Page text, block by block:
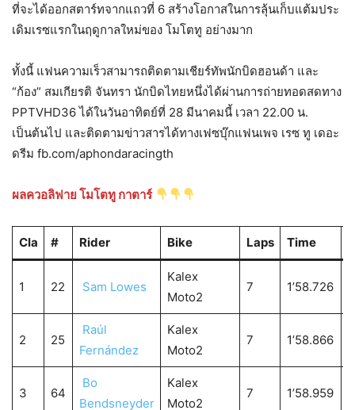
ที่จะได้ออกสตาร์ทจากแถวที่ 6 สร้างโอกาสในการลุ้นเก็บแต้มประ
เดิมเรซแรกในฤดูกาลใหม่ของ โมโตทู อย่างมาก
ทั้งนี้ แฟนความเร็วสามารถติดตามเชียร์ทัพนักบิดฮอนด้า และ
“ก้อง” สมเกียรติ จันทรา นักบิดไทยหนึ่งได้ผ่านการถ่ายทอดสดทาง
PPTVHD36 ได้ในวันอาทิตย์ที่ 28 มีนาคมนี้ เวลา 22.00 น.
เป็นต้นไป และติดตามข่าวสารได้ทางเฟซบุ๊กแฟนเพจ เรซ ทู เดอะ
ดรีม fb.com/aphondaracingth
ผลควอลิฟาย โมโตทู กาตาร์
Cla # Rider Bike Laps Time
1 22 Sam Lowes
Kalex
Moto2
7 1’58.726
2 25
Raúl
Fernández
Kalex
Moto2
7 1’58.866
3 64
Bo
Bendsneyder
Kalex
Moto2
7 1’58.959